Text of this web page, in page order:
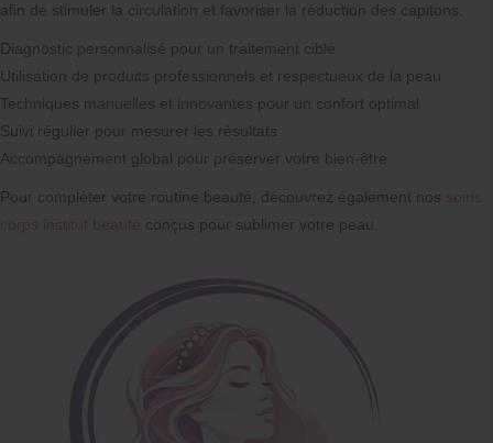
afin de stimuler la circulation et favoriser la réduction des capitons.
Diagnostic personnalisé pour un traitement ciblé
Utilisation de produits professionnels et respectueux de la peau
Techniques manuelles et innovantes pour un confort optimal
Suivi régulier pour mesurer les résultats
Accompagnement global pour préserver votre bien-être
Pour compléter votre routine beauté, découvrez également nos
conçus pour sublimer votre peau.